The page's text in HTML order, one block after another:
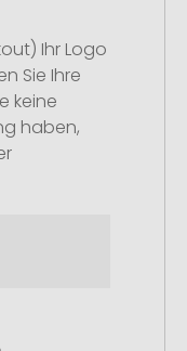
Ihr Logo
Sie Ihre
keine
haben,